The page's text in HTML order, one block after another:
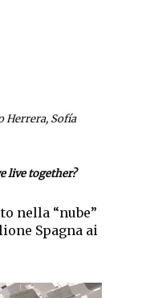
Herrera, Sofía
live together?
nella “nube”
Spagna ai